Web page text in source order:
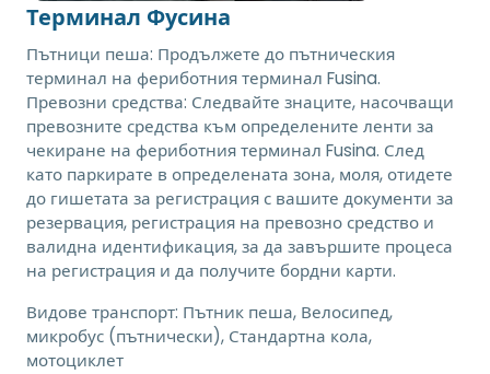
Терминал Фусина
Пътници пеша: Продължете до пътническия
терминал на фериботния терминал Fusina.
Превозни средства: Следвайте знаците, насочващи
превозните средства към определените ленти за
чекиране на фериботния терминал Fusina. След
като паркирате в определената зона, моля, отидете
до гишетата за регистрация с вашите документи за
резервация, регистрация на превозно средство и
валидна идентификация, за да завършите процеса
на регистрация и да получите бордни карти.
Видове транспорт: Пътник пеша, Велосипед,
микробус (пътнически), Стандартна кола,
мотоциклет